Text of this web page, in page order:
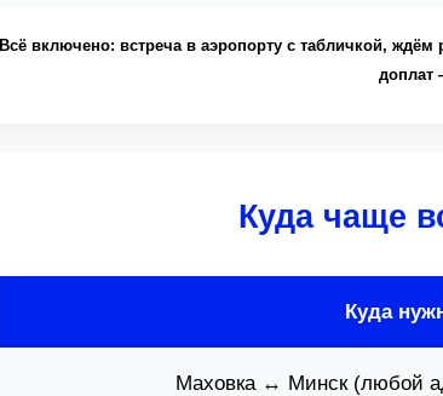
Всё включено: встреча в аэропорту с табличкой, ждём
доплат
Куда чаще
Куда
Маховка ↔ Минск (любой